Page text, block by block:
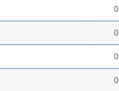
0
0
0
0